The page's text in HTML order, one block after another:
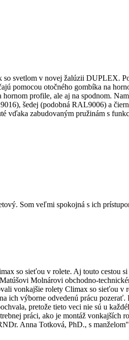
svetlom v novej žalúzii DUPLEX.
pomocou otočného gombíka na
profile, ale aj na spodnom.
šedej (podobná RAL9006) a
vďaka zabudovaným pružinám s
Som veľmi spokojná s ich
so sieťou v rolete. Aj touto
Molnárovi obchodno-
vonkajšie rolety Climax so sieťou
ich výborne odvedenú prácu
pretože tieto veci nie sú u
práci, ako je montáž
Anna Totková, PhD., s manželom"